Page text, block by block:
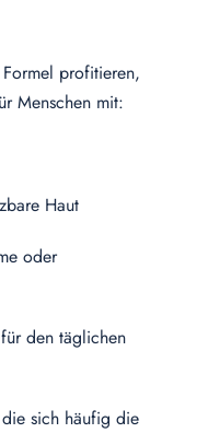
profitieren,
Menschen mit:
Haut
oder
den täglichen
sich häufig die